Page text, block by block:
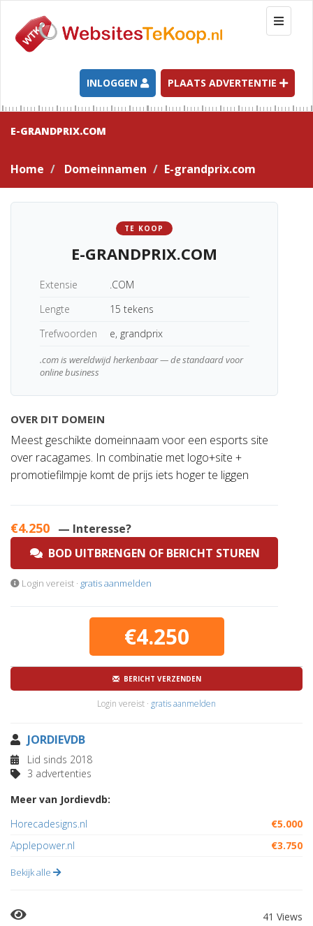
T
o
g
l
e
n
a
t
INLOGGEN PLAATS ADVERTENTIE
E-GRANDPRIX.COM
Home Domeinnamen E-grandprix.com
TE KOOP
E-GRANDPRIX.COM
Extensie
.COM
Lengte
15 tekens
Trefwoorden
e, grandprix
.com is wereldwijd herkenbaar — de standaard voor
online business
OVER DIT DOMEIN
Meest geschikte domeinnaam voor een esports site
over racagames. In combinatie met logo+site +
promotiefilmpje komt de prijs iets hoger te liggen
€4.250 — Interesse?
BOD UITBRENGEN OF BERICHT STUREN
Login vereist · gratis aanmelden
€4.250
BERICHT VERZENDEN
Login vereist · gratis aanmelden
JORDIEVDB
Lid sinds 2018
3 advertenties
Meer van Jordievdb:
Horecadesigns.nl
€5.000
Applepower.nl
€3.750
Bekijk alle
41 Views